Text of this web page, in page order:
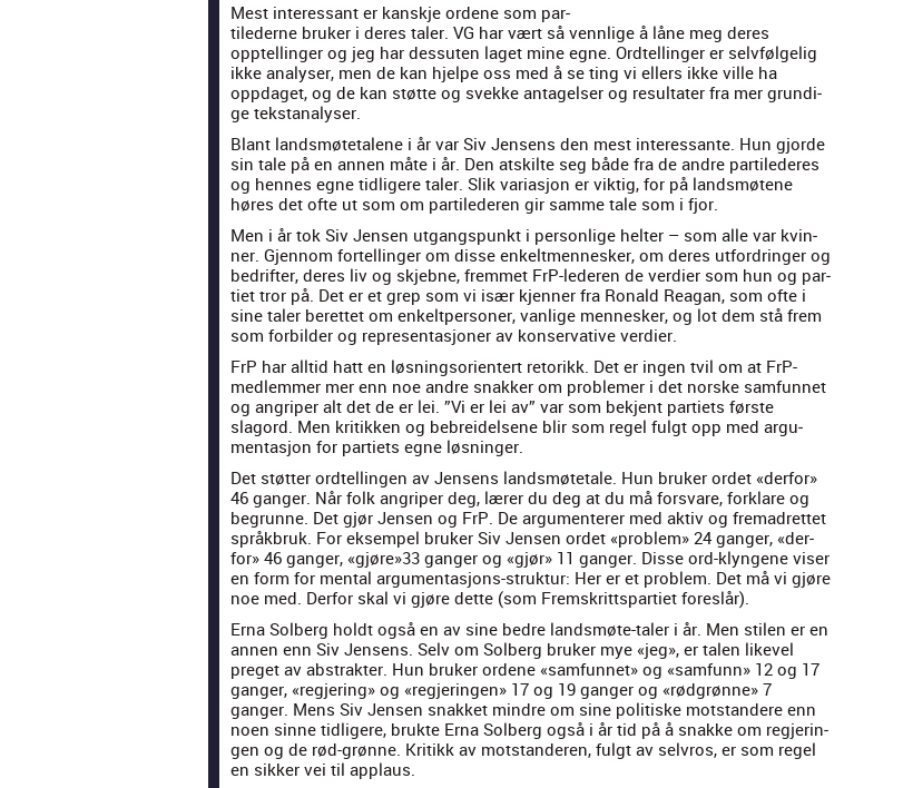
Mest inter­es­sant er kan­skje ordene som par­
tiled­erne bruk­er i deres taler. VG har vært så vennlige å låne meg deres
opptellinger og jeg har dessuten laget mine egne. Ordtellinger er selvføl­gelig
ikke analyser, men de kan hjelpe oss med å se ting vi ellers ikke ville ha
oppdaget, og de kan støtte og svekke antagelser og resul­tater fra mer grundi­
ge tek­st­analyser.
Blant landsmøte­ta­l­ene i år var Siv Jensens den mest inter­es­sante. Hun gjorde
sin tale på en annen måte i år. Den atskilte seg både fra de andre par­tiled­eres
og hennes egne tidligere taler. Slik vari­asjon er vik­tig, for på landsmøtene
høres det ofte ut som om par­tiled­eren gir samme tale som i fjor.
Men i år tok Siv Jensen utgangspunkt i per­son­lige hel­ter – som alle var kvin­
ner. Gjen­nom fortellinger om disse enkelt­men­nesker, om deres utfor­dringer og
bedrifter, deres liv og skjeb­ne, frem­met FrP-led­eren de verdier som hun og par­
ti­et tror på. Det er et grep som vi især kjen­ner fra Ronald Rea­gan, som ofte i
sine taler berettet om enkelt­per­son­er, van­lige men­nesker, og lot dem stå frem
som for­bilder og rep­re­sen­tasjon­er av kon­ser­v­a­tive verdier.
FrP har alltid hatt en løs­ning­sori­en­tert retorikk. Det er ingen tvil om at FrP-
medlem­mer mer enn noe andre snakker om prob­le­mer i det norske sam­fun­net
og angriper alt det de er lei. ”Vi er lei av” var som bek­jent par­ti­ets første
slagord. Men kri­tikken og bebrei­delsene blir som regel ful­gt opp med argu­
men­tasjon for par­ti­ets egne løs­ninger.
Det støt­ter ordtellin­gen av Jensens landsmøte­tale. Hun bruk­er ordet «der­for»
46 ganger. Når folk angriper deg, lær­er du deg at du må forsvare, fork­lare og
begrunne. Det gjør Jensen og FrP. De argu­menter­er med aktiv og fre­madret­tet
språk­bruk. For eksem­pel bruk­er Siv Jensen ordet «prob­lem» 24 ganger, «der­
for» 46 ganger, «gjøre»33 ganger og «gjør» 11 ganger. Disse ord-klyn­gene vis­er
en form for men­tal argu­men­tasjons-struk­tur: Her er et prob­lem. Det må vi gjøre
noe med. Der­for skal vi gjøre dette (som Frem­skrittspar­ti­et fores­lår).
Erna Sol­berg holdt også en av sine bedre landsmøte-taler i år. Men stilen er en
annen enn Siv Jensens. Selv om Sol­berg bruk­er mye «jeg», er tal­en likev­el
preget av abstrak­ter. Hun bruk­er ordene «sam­fun­net» og «sam­funn» 12 og 17
ganger, «reg­jer­ing» og «reg­jerin­gen» 17 og 19 ganger og «rød­grønne» 7
ganger. Mens Siv Jensen snakket min­dre om sine poli­tiske mot­standere enn
noen sinne tidligere, bruk­te Erna Sol­berg også i år tid på å snakke om reg­jerin­
gen og de rød-grønne. Kri­tikk av mot­standeren, ful­gt av selvros, er som regel
en sikker vei til applaus.